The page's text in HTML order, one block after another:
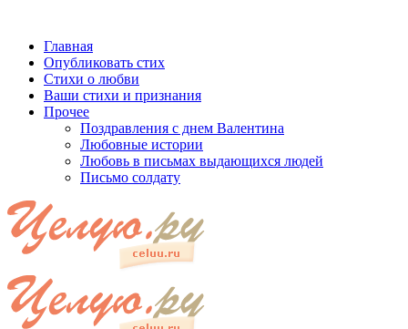
Главная
Опубликовать стих
Стихи о любви
Ваши стихи и признания
Прочее
Поздравления с днем Валентина
Любовные истории
Любовь в письмах выдающихся людей
Письмо солдату